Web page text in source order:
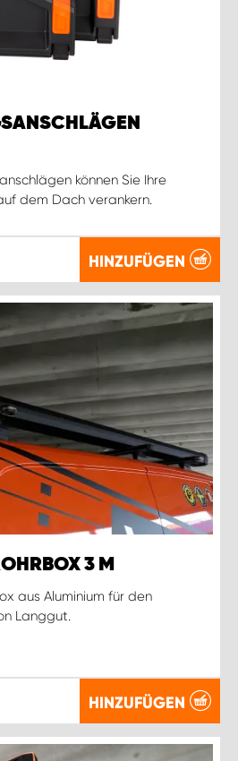
können Sie Ihre
dem Dach verankern.
HINZUFÜGEN
3 M
aus Aluminium für den
Langgut.
HINZUFÜGEN